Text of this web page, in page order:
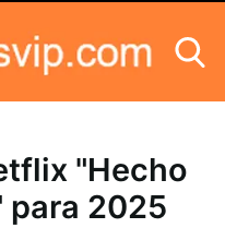
"Hecho
para 2025